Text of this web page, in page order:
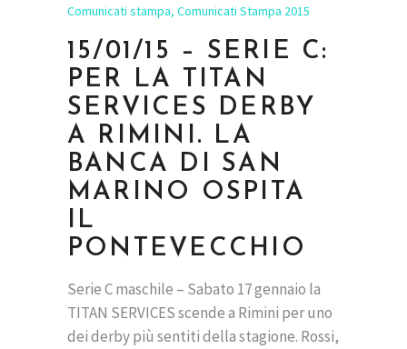
Comunicati stampa, Comunicati Stampa 2015
15/01/15 – SERIE C:
PER LA TITAN
SERVICES DERBY
A RIMINI. LA
BANCA DI SAN
MARINO OSPITA
IL
PONTEVECCHIO
Serie C maschile – Sabato 17 gennaio la
TITAN SERVICES scende a Rimini per uno
dei derby più sentiti della stagione. Rossi,